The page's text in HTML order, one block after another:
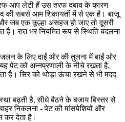
आप लेटी हैं उस तरफ दबाव के कारण
की सबसे आम शिकायतों में से एक है। बाजू
जब एक कूल्हा असहज हो जाए तो दूसरी
रात भर नियमित रूप से स्थिति बदलना
के लिए दाईं ओर की तुलना में बाईं ओर
पेट को अन्नप्रणाली के नीचे रखता है,
है। सिर को थोड़ा ऊंचा रखने से भी मदद
बढ़ती है, सीधे बैठने के बजाय बिस्तर से
निकलना - पेट की मांसपेशियों और
कर देता है।